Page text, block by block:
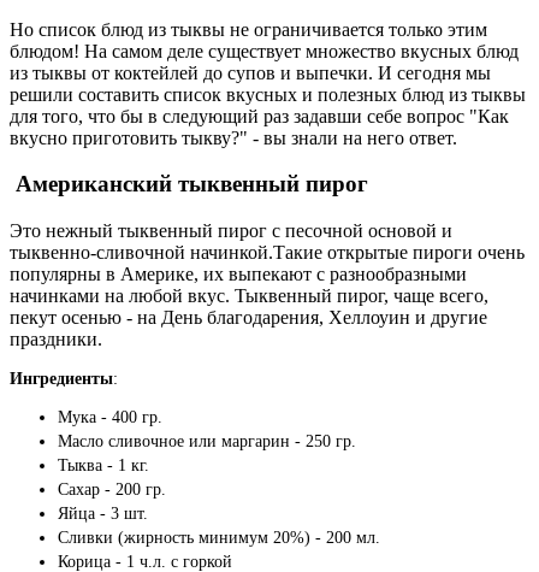
Но список блюд из тыквы не ограничивается только этим
блюдом! На самом деле существует множество вкусных блюд
из тыквы от коктейлей до супов и выпечки. И сегодня мы
решили составить список вкусных и полезных блюд из тыквы
для того, что бы в следующий раз задавши себе вопрос "Как
вкусно приготовить тыкву?" - вы знали на него ответ.
Американский тыквенный пирог
Это нежный тыквенный пирог с песочной основой и
тыквенно-сливочной начинкой.Такие открытые пироги очень
популярны в Америке, их выпекают с разнообразными
начинками на любой вкус. Тыквенный пирог, чаще всего,
пекут осенью - на День благодарения, Хеллоуин и другие
праздники.
Ингредиенты:
Мука - 400 гр.
Масло сливочное или маргарин - 250 гр.
Тыква - 1 кг.
Сахар - 200 гр.
Яйца - 3 шт.
Сливки (жирность минимум 20%) - 200 мл.
Корица - 1 ч.л. с горкой